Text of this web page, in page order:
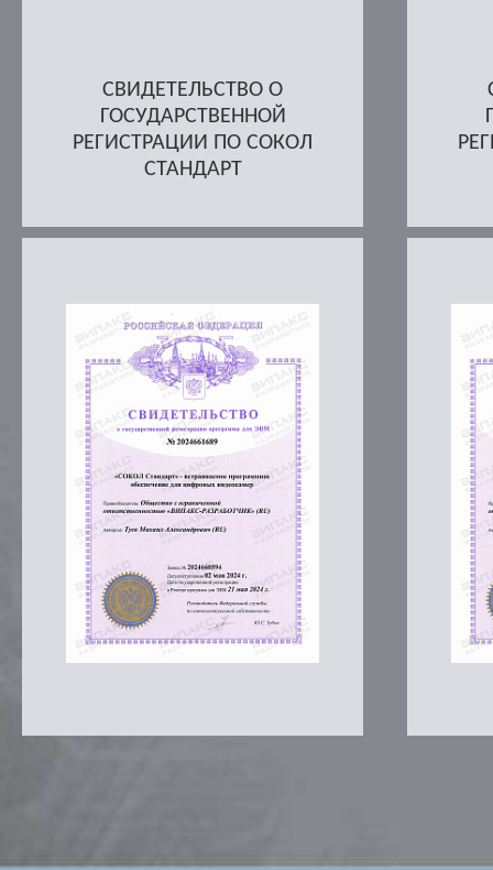
СВИДЕТЕЛЬСТВО О
ГОСУДАРСТВЕННОЙ
РЕГИСТРАЦИИ ПО СОКОЛ
СТАНДАРТ